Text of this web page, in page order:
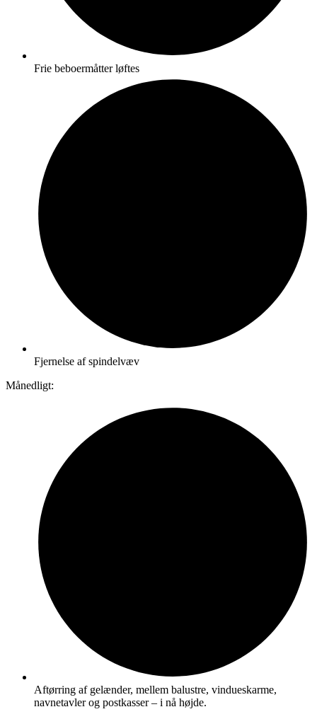
Frie beboermåtter løftes
Fjernelse af spindelvæv
Månedligt:
Aftørring af gelænder, mellem balustre, vindueskarme,
navnetavler og postkasser – i nå højde.